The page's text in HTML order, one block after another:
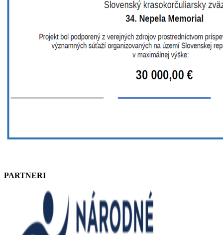
PARTNERI